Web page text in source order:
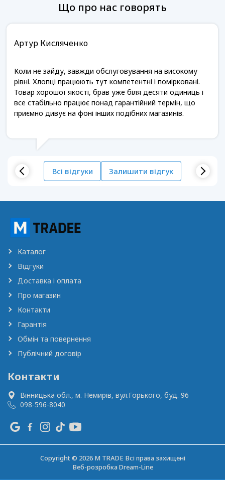
Що про нас говорять
Артур Кисляченко
Коли не зайду, завжди обслуговування на високому
рівні. Хлопці працюють тут компетентні і помірковані.
Товар хорошої якості, брав уже біля десяти одиниць і
все стабільно працює понад гарантійний термін, що
приємно дивує на фоні інших подібних магазинів.
Всі відгуки Залишити відгук
Каталог
Відгуки
Доставка і оплата
Про магазин
Контакти
Гарантія
Обмін та повернення
Публічний договір
Контакти
Вінницька обл., м. Немирів, вул.Горького, буд. 96
098-596-8040
Copyright © 2026 M TRADE Всі права захищені
Веб-розробкаDream-Line